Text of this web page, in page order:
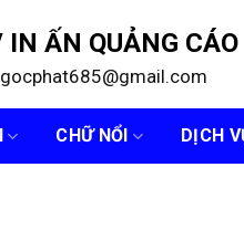
ẤN QUẢNG
CHỮ NỔI DỊCH